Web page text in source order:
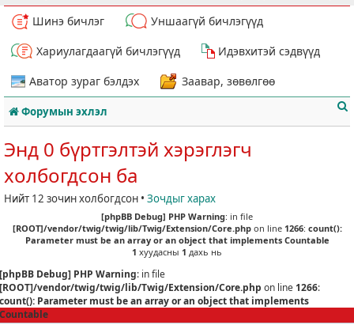
Шинэ бичлэг
Уншаагүй бичлэгүүд
Хариулагдаагүй бичлэгүүд
Идэвхитэй сэдвүүд
Аватор зураг бэлдэх
Заавар, зөвөлгөө
Форумын эхлэл
Энд 0 бүртгэлтэй хэрэглэгч
холбогдсон ба
Нийт 12 зочин холбогдсон • Зочдыг харах
[phpBB Debug] PHP Warning: in file
[ROOT]/vendor/twig/twig/lib/Twig/Extension/Core.phpon line 1266: count():
Parameter must be an array or an object that implements Countable
1 хуудасны 1 дахь нь
[phpBB Debug] PHP Warning: in file
[ROOT]/vendor/twig/twig/lib/Twig/Extension/Core.php on line 1266:
count(): Parameter must be an array or an object that implements
Countable